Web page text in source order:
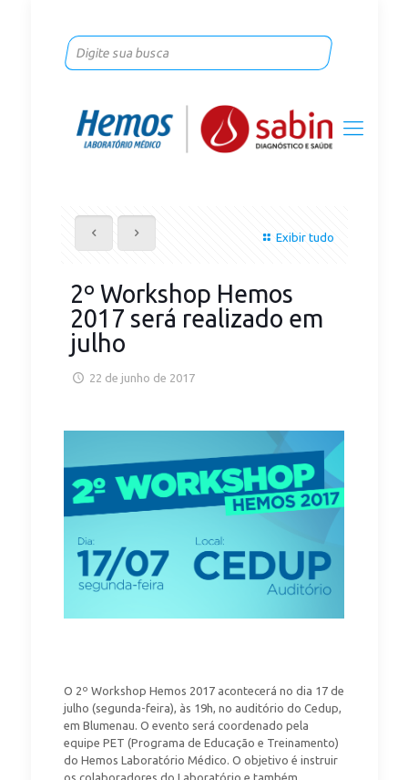
Exibir tudo
2º Workshop Hemos
2017 será realizado em
julho
22 de junho de 2017
O 2º Workshop Hemos 2017 acontecerá no dia 17 de
julho (segunda-feira), às 19h, no auditório do Cedup,
em Blumenau. O evento será coordenado pela
equipe PET (Programa de Educação e Treinamento)
do Hemos Laboratório Médico. O objetivo é instruir
os colaboradores do Laboratório e também